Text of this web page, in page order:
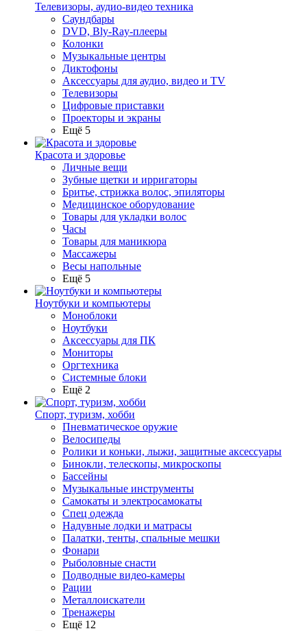
Телевизоры, аудио-видео техника
Саундбары
DVD, Bly-Ray-плееры
Колонки
Музыкальные центры
Диктофоны
Аксессуары для аудио, видео и TV
Телевизоры
Цифровые приставки
Проекторы и экраны
Ещё 5
Красота и здоровье
Личные вещи
Зубные щетки и ирригаторы
Бритье, стрижка волос, эпиляторы
Медицинское оборудование
Товары для укладки волос
Часы
Товары для маникюра
Массажеры
Весы напольные
Ещё 5
Ноутбуки и компьютеры
Моноблоки
Ноутбуки
Аксессуары для ПК
Мониторы
Оргтехника
Системные блоки
Ещё 2
Спорт, туризм, хобби
Пневматическое оружие
Велосипеды
Ролики и коньки, лыжи, защитные аксессуары
Бинокли, телескопы, микроскопы
Бассейны
Музыкальные инструменты
Самокаты и электросамокаты
Спец одежда
Надувные лодки и матрасы
Палатки, тенты, спальные мешки
Фонари
Рыболовные снасти
Подводные видео-камеры
Рации
Металлоискатели
Тренажеры
Ещё 12